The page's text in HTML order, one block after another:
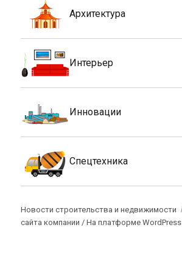
Архитектура
Интерьер
Инновации
Спецтехника
Новости строительства и недвижимости
сайта компании /На платформе WordPress